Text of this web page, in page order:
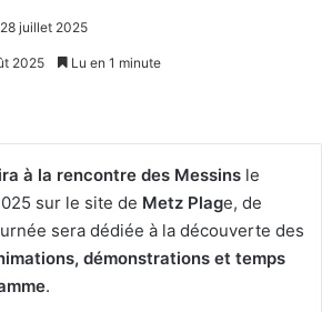
28 juillet 2025
2025 Lu en 1 minute
à la rencontre des Messins le
sur le site de Metz Plage, de
sera dédiée à la découverte des
démonstrations et temps
.